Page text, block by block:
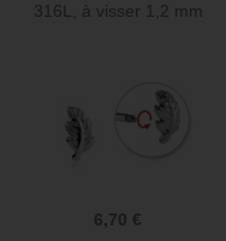
316L, à visser 1,2 mm
6,70 €